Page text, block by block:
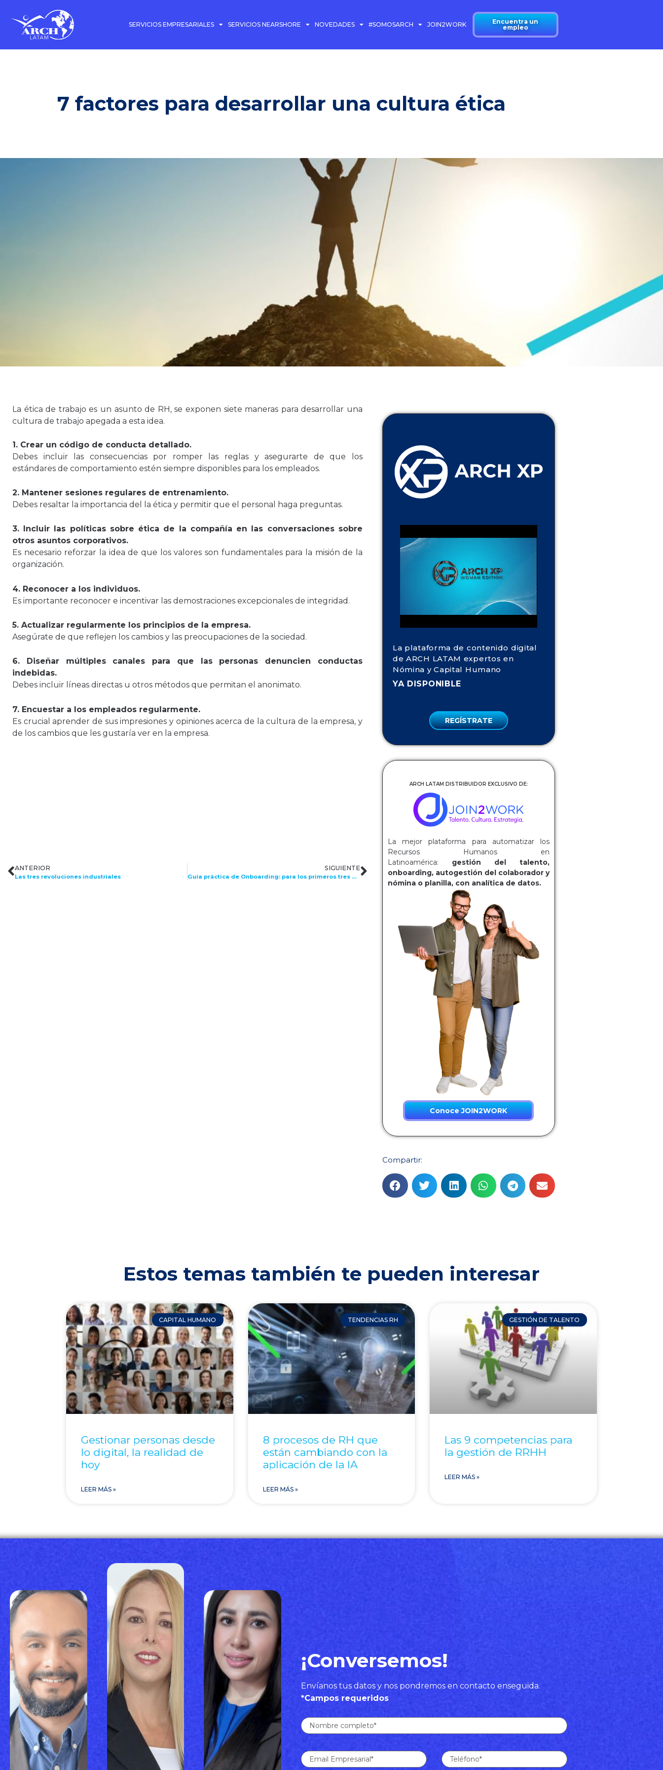
SERVICIOS EMPRESARIALES SERVICIOS NEARSHORE NOVEDADES #SOMOSARCH JOIN2WORK
Encuentra un
empleo
7 factores para desarrollar una cultura ética
La ética de trabajo es un asunto de RH, se exponen siete maneras para desarrollar una
cultura de trabajo apegada a esta idea.
1. Crear un código de conducta detallado.
Debes incluir las consecuencias por romper las reglas y asegurarte de que los
estándares de comportamiento estén siempre disponibles para los empleados.
2. Mantener sesiones regulares de entrenamiento.
Debes resaltar la importancia del la ética y permitir que el personal haga preguntas.
3. Incluir las políticas sobre ética de la compañía en las conversaciones sobre
otros asuntos corporativos.
Es necesario reforzar la idea de que los valores son fundamentales para la misión de la
organización.
4. Reconocer a los individuos.
Es importante reconocer e incentivar las demostraciones excepcionales de integridad.
5. Actualizar regularmente los principios de la empresa.
Asegúrate de que reflejen los cambios y las preocupaciones de la sociedad.
6. Diseñar múltiples canales para que las personas denuncien conductas
indebidas.
Debes incluir líneas directas u otros métodos que permitan el anonimato.
7. Encuestar a los empleados regularmente.
Es crucial aprender de sus impresiones y opiniones acerca de la cultura de la empresa, y
de los cambios que les gustaría ver en la empresa.
ANTERIOR
Las tres revoluciones industriales
SIGUIENTE
Guía práctica de Onboarding: para los primeros tres meses de incorporación
La plataforma de contenido digital
de ARCH LATAM expertos en
Nómina y Capital Humano
YA DISPONIBLE
REGÍSTRATE
ARCH LATAM DISTRIBUIDOR EXCLUSIVO DE:
La mejor plataforma para automatizar los
Recursos Humanos en
Latinoamérica: gestión del talento,
onboarding, autogestión del colaborador y
nómina o planilla, con analítica de datos.
Conoce JOIN2WORK
Compartir:
Estos temas también te pueden interesar
CAPITAL HUMANO
Gestionar personas desde
lo digital, la realidad de
hoy
LEER MÁS »
TENDENCIAS RH
8 procesos de RH que
están cambiando con la
aplicación de la IA
LEER MÁS »
GESTIÓN DE TALENTO
Las 9 competencias para
la gestión de RRHH
LEER MÁS »
¡Conversemos!
Envíanos tus datos y nos pondremos en contacto enseguida.
*Campos requeridos